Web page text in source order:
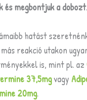
és megbontjuk a dobozt.
hatást
reakció utakon
is, mint pl. az
37,5mgvagy
20mg.